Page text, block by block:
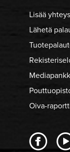
Lisää
Lähetä
Oiva-